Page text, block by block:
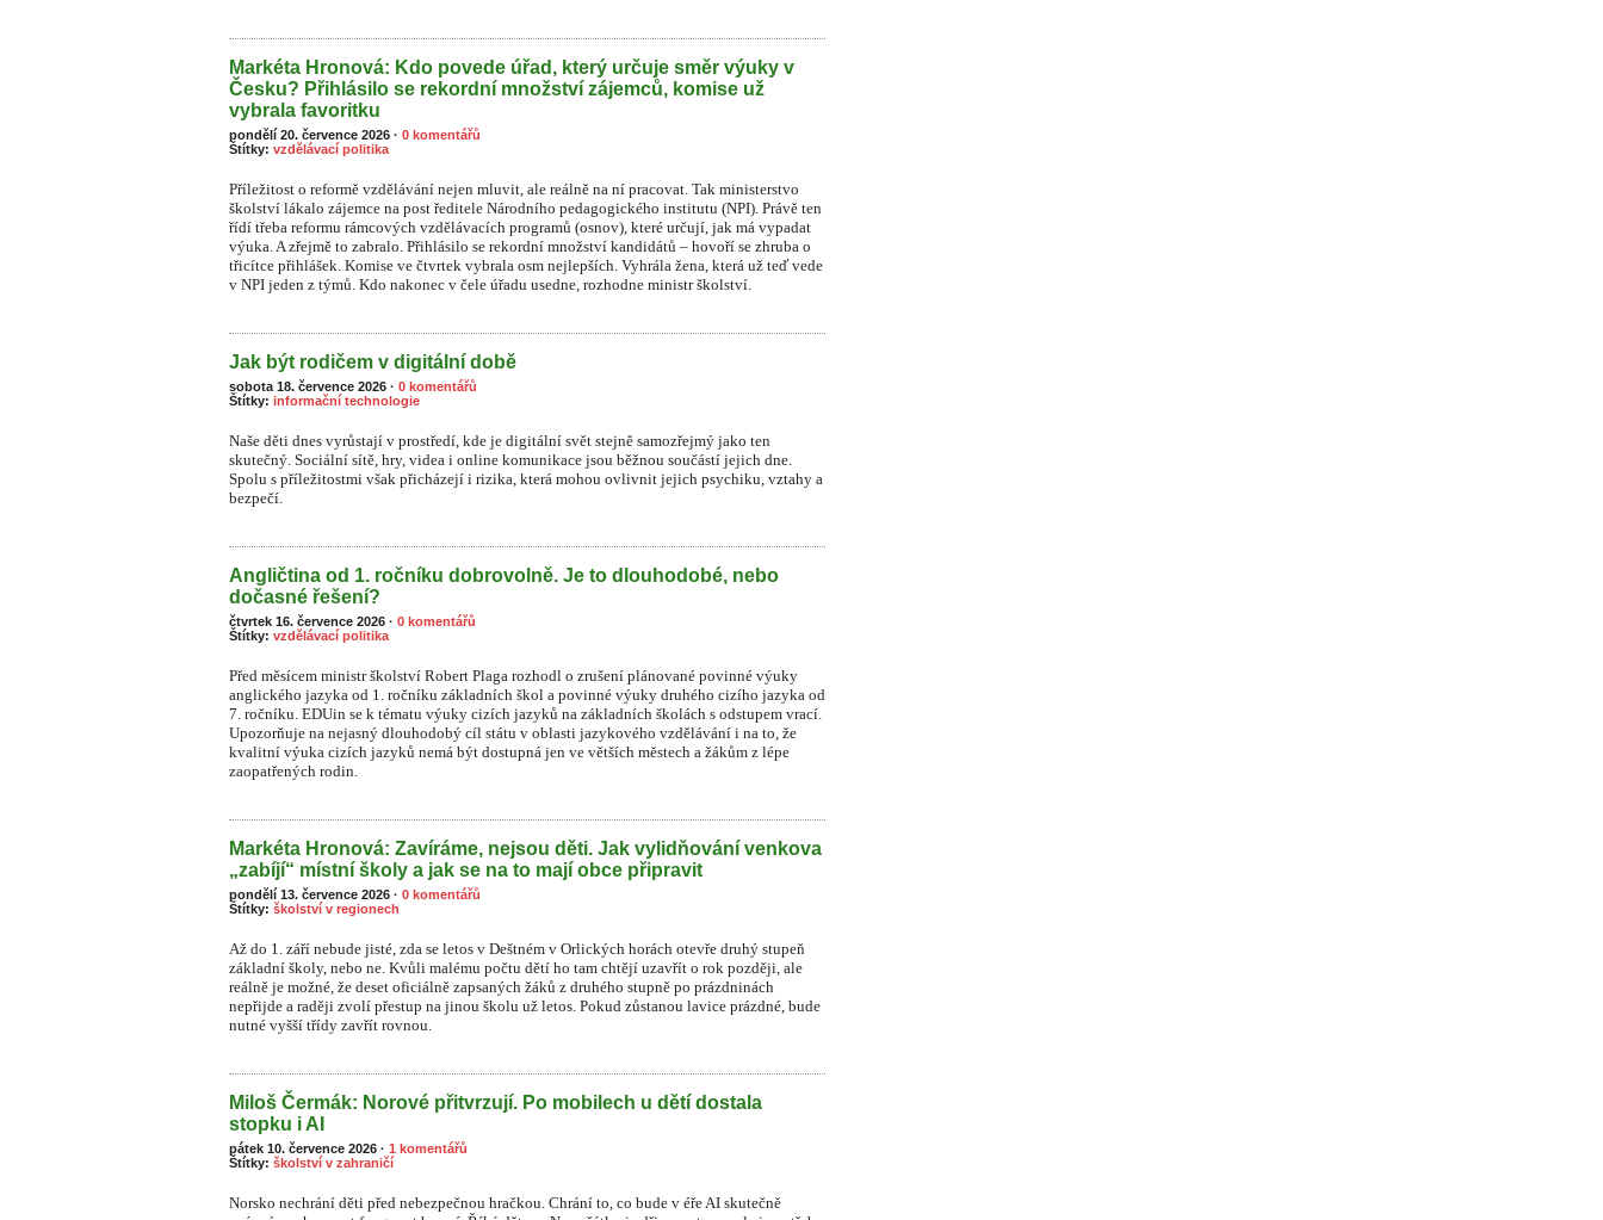
Markéta Hronová: Kdo povede úřad, který určuje směr výuky v
Česku? Přihlásilo se rekordní množství zájemců, komise už
vybrala favoritku
pondělí 20. července 2026 · 0 komentářů
Štítky: vzdělávací politika
Příležitost o reformě vzdělávání nejen mluvit, ale reálně na ní pracovat. Tak ministerstvo
školství lákalo zájemce na post ředitele Národního pedagogického institutu (NPI). Právě ten
řídí třeba reformu rámcových vzdělávacích programů (osnov), které určují, jak má vypadat
výuka. A zřejmě to zabralo. Přihlásilo se rekordní množství kandidátů – hovoří se zhruba o
třicítce přihlášek. Komise ve čtvrtek vybrala osm nejlepších. Vyhrála žena, která už teď vede
v NPI jeden z týmů. Kdo nakonec v čele úřadu usedne, rozhodne ministr školství.
Jak být rodičem v digitální době
sobota 18. července 2026 · 0 komentářů
Štítky: informační technologie
Naše děti dnes vyrůstají v prostředí, kde je digitální svět stejně samozřejmý jako ten
skutečný. Sociální sítě, hry, videa i online komunikace jsou běžnou součástí jejich dne.
Spolu s příležitostmi však přicházejí i rizika, která mohou ovlivnit jejich psychiku, vztahy a
bezpečí.
Angličtina od 1. ročníku dobrovolně. Je to dlouhodobé, nebo
dočasné řešení?
čtvrtek 16. července 2026 · 0 komentářů
Štítky: vzdělávací politika
Před měsícem ministr školství Robert Plaga rozhodl o zrušení plánované povinné výuky
anglického jazyka od 1. ročníku základních škol a povinné výuky druhého cizího jazyka od
7. ročníku. EDUin se k tématu výuky cizích jazyků na základních školách s odstupem vrací.
Upozorňuje na nejasný dlouhodobý cíl státu v oblasti jazykového vzdělávání i na to, že
kvalitní výuka cizích jazyků nemá být dostupná jen ve větších městech a žákům z lépe
zaopatřených rodin.
Markéta Hronová: Zavíráme, nejsou děti. Jak vylidňování venkova
„zabíjí“ místní školy a jak se na to mají obce připravit
pondělí 13. července 2026 · 0 komentářů
Štítky: školství v regionech
Až do 1. září nebude jisté, zda se letos v Deštném v Orlických horách otevře druhý stupeň
základní školy, nebo ne. Kvůli malému počtu dětí ho tam chtějí uzavřít o rok později, ale
reálně je možné, že deset oficiálně zapsaných žáků z druhého stupně po prázdninách
nepřijde a raději zvolí přestup na jinou školu už letos. Pokud zůstanou lavice prázdné, bude
nutné vyšší třídy zavřít rovnou.
Miloš Čermák: Norové přitvrzují. Po mobilech u dětí dostala
stopku i AI
pátek 10. července 2026 · 1 komentářů
Štítky: školství v zahraničí
Norsko nechrání děti před nebezpečnou hračkou. Chrání to, co bude v éře AI skutečně